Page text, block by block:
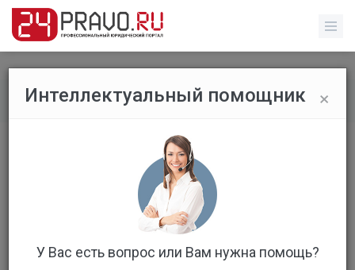
Все вопросы / Прочее
ОТМЕНЯЕТ ЛИ ТРУДОВОЙ ДОГОВОР
ДЕЙСТВИЕ ДОГОВОРА О ЦЕЛЕВОМ
Бесплатный
Вопрос уже решен
×
Интеллектуальный помощник
У Вас есть вопрос или Вам нужна помощь?